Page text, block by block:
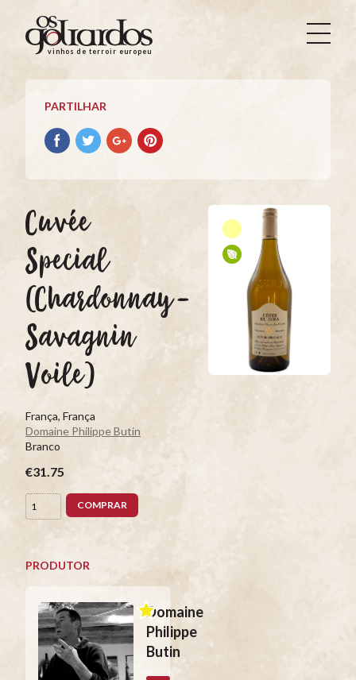
Os
Goliardos
Vinhos
Terroir
Europeus
vinhos de terroir europeus
PARTILHAR
Partilhar
no
Partilhar
no
Partilhar
no
Partilhar
no
Cuvée
Special
(Chardonnay-
Savagnin
Voile)
França, França
Domaine Philippe Butin
Branco
€31.75
COMPRAR
PRODUTOR
Domaine
Philippe
Butin